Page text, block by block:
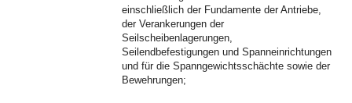
einschließlich der Fundamente der Antriebe,
der Verankerungen der
Seilscheibenlagerungen,
Seilendbefestigungen und Spanneinrichtungen
und für die Spanngewichtsschächte sowie der
Bewehrungen;